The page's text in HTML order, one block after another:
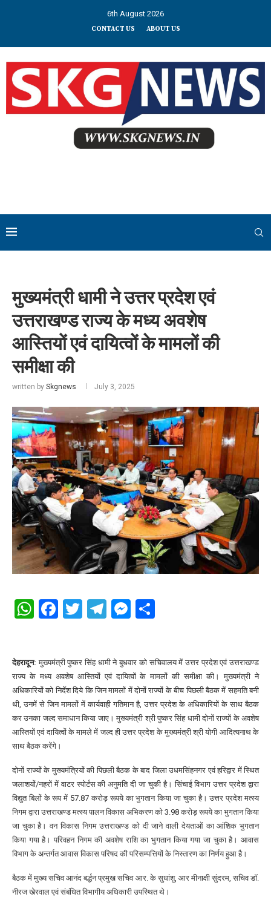
6th August 2026
CONTACT US ABOUT US
मुख्यमंत्री धामी ने उत्तर प्रदेश एवं
उत्तराखण्ड राज्य के मध्य अवशेष
आस्तियों एवं दायित्वों के मामलों की
समीक्षा की
written by Skgnews July 3, 2025
WhatsApp
Facebook
Twitter
Telegram
Messenger
देहरादून: मुख्यमंत्री पुष्कर सिंह धामी ने बुधवार को सचिवालय में उत्तर प्रदेश एवं उत्तराखण्ड
राज्य के मध्य अवशेष आस्तियों एवं दायित्वों के मामलों की समीक्षा की। मुख्यमंत्री ने
अधिकारियों को निर्देश दिये कि जिन मामलों में दोनों राज्यों के बीच पिछली बैठक में सहमति बनी
थी, उनमें से जिन मामलों में कार्यवाही गतिमान है, उत्तर प्रदेश के अधिकारियों के साथ बैठक
कर उनका जल्द समाधान किया जाए। मुख्यमंत्री श्री पुष्कर सिंह धामी दोनों राज्यों के अवशेष
आस्तियों एवं दायित्वों के मामले में जल्द ही उत्तर प्रदेश के मुख्यमंत्री श्री योगी आदित्यनाथ के
साथ बैठक करेंगे।
दोनों राज्यों के मुख्यमंत्रियों की पिछली बैठक के बाद जिला उधमसिंहनगर एवं हरिद्वार में स्थित
जलाशयों/नहरों में वाटर स्पोर्टस की अनुमति दी जा चुकी है। सिंचाई विभाग उत्तर प्रदेश द्वारा
विद्युत बिलों के रूप में 57.87 करोड़ रूपये का भुगतान किया जा चुका है। उत्तर प्रदेश मत्स्य
निगम द्वारा उत्तराखण्ड मत्स्य पालन विकास अभिकरण को 3.98 करोड़ रूपये का भुगतान किया
जा चुका है। वन विकास निगम उत्तराखण्ड को दी जाने वाली देयताओं का आंशिक भुगतान
किया गया है। परिवहन निगम की अवशेष राशि का भुगतान किया गया जा चुका है। आवास
विभाग के अन्तर्गत आवास विकास परिषद की परिसम्पत्तियों के निस्तारण का निर्णय हुआ है।
बैठक में मुख्य सचिव आनंद बर्द्धन प्रमुख सचिव आर. के सुधांशु, आर मीनाक्षी सुंदरम, सचिव डॉ.
नीरज खेरवाल एवं संबंधित विभागीय अधिकारी उपस्थित थे।